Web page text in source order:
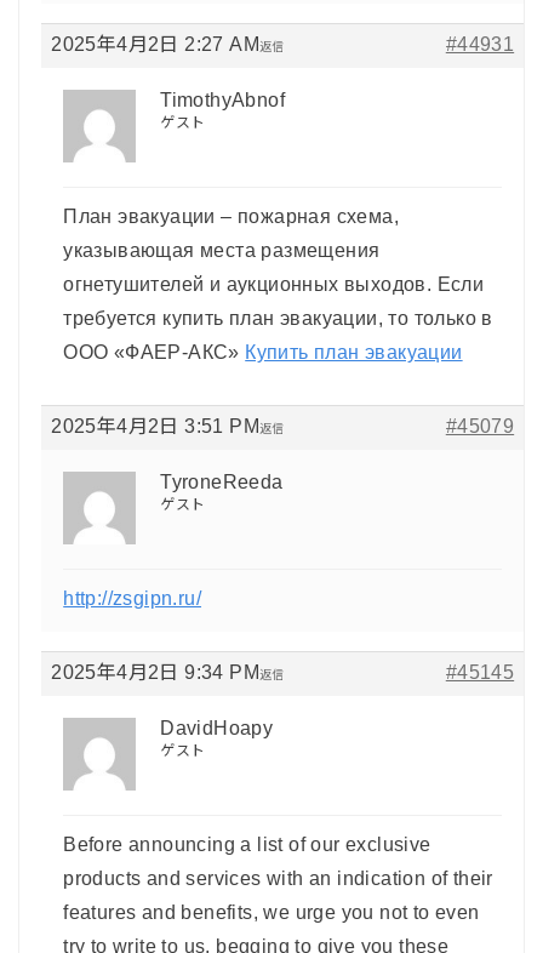
2025年4月2日 2:27 AM #44931
返信
TimothyAbnof
ゲスト
План эвакуации – пожарная схема,
указывающая места размещения
огнетушителей и аукционных выходов. Если
требуется купить план эвакуации, то только в
ООО «ФАЕР-АКС» Купить план эвакуации
2025年4月2日 3:51 PM #45079
返信
TyroneReeda
ゲスト
http://zsgipn.ru/
2025年4月2日 9:34 PM #45145
返信
DavidHoapy
ゲスト
Before announcing a list of our exclusive
products and services with an indication of their
features and benefits, we urge you not to even
try to write to us, begging to give you these